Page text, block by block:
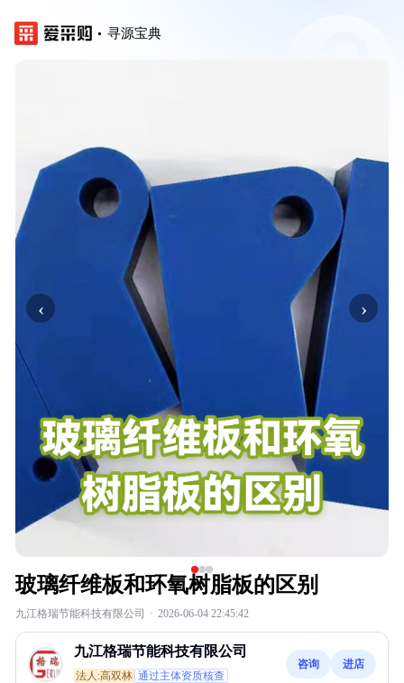
寻源宝典
‹ ›
玻璃纤维板和环氧树脂板的区别
九江格瑞节能科技有限公司 · 2026-06-04 22:45:42
九江格瑞节能科技有限公司
法人:高双林 通过主体资质核查
咨询 进店